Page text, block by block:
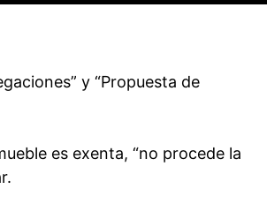
y “Propuesta de
es exenta, “no procede la